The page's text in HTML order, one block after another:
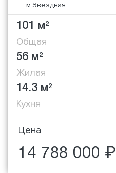
м.Звездная
101 м2
Общая
56 м2
Жилая
14.3 м2
Кухня
Цена
14 788 000 ₽